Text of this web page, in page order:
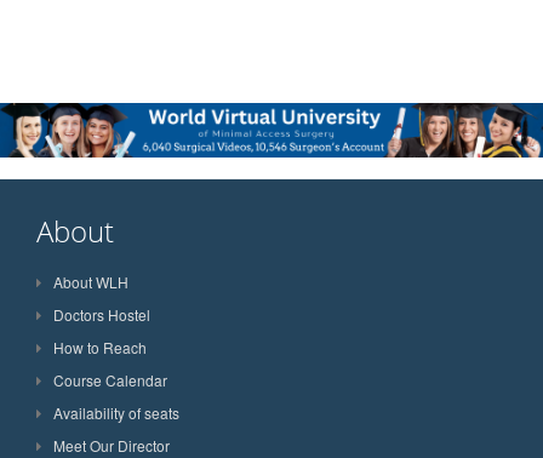
About
About WLH
Doctors Hostel
How to Reach
Course Calendar
Availability of seats
Meet Our Director